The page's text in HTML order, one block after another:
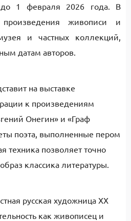
до 1 февраля 2026 года. В
живописи и
и частных коллекций,
датам авторов.
на выставке
к произведениям
Онегин» и «Граф
поэта, выполненные пером
техника позволяет точно
классика литературы.
русская художница XX
как живописец и